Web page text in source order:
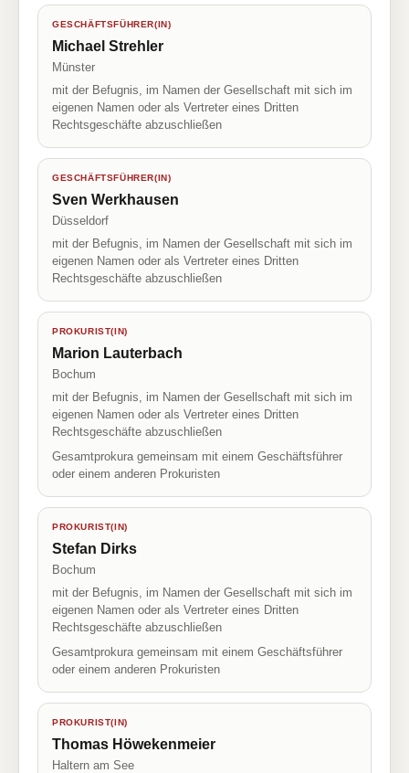
GESCHÄFTSFÜHRER(IN)
Michael Strehler
Münster
mit der Befugnis, im Namen der Gesellschaft mit sich im
eigenen Namen oder als Vertreter eines Dritten
Rechtsgeschäfte abzuschließen
GESCHÄFTSFÜHRER(IN)
Sven Werkhausen
Düsseldorf
mit der Befugnis, im Namen der Gesellschaft mit sich im
eigenen Namen oder als Vertreter eines Dritten
Rechtsgeschäfte abzuschließen
PROKURIST(IN)
Marion Lauterbach
Bochum
mit der Befugnis, im Namen der Gesellschaft mit sich im
eigenen Namen oder als Vertreter eines Dritten
Rechtsgeschäfte abzuschließen
Gesamtprokura gemeinsam mit einem Geschäftsführer
oder einem anderen Prokuristen
PROKURIST(IN)
Stefan Dirks
Bochum
mit der Befugnis, im Namen der Gesellschaft mit sich im
eigenen Namen oder als Vertreter eines Dritten
Rechtsgeschäfte abzuschließen
Gesamtprokura gemeinsam mit einem Geschäftsführer
oder einem anderen Prokuristen
PROKURIST(IN)
Thomas Höwekenmeier
Haltern am See